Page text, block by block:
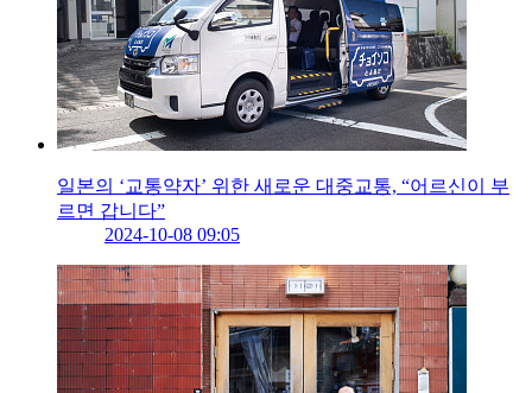
일본의 ‘교통약자’ 위한 새로운 대중교통, “어르신이 부
르면 갑니다”
2024-10-08 09:05